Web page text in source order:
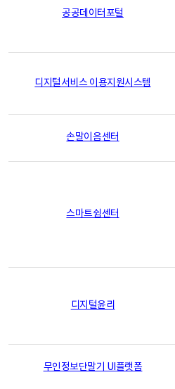
공공데이터포털
디지털서비스 이용지원시스템
손말이음센터
스마트쉼센터
디지털윤리
무인정보단말기 UI플랫폼